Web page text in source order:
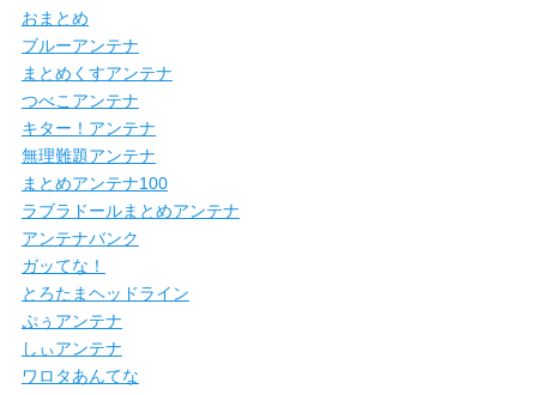
おまとめ
ブルーアンテナ
まとめくすアンテナ
つべこアンテナ
キター！アンテナ
無理難題アンテナ
まとめアンテナ100
ラブラドールまとめアンテナ
アンテナバンク
ガッてな！
とろたまヘッドライン
ぷぅアンテナ
しぃアンテナ
ワロタあんてな